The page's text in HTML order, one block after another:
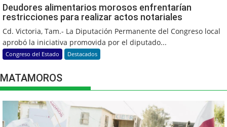
Deudores alimentarios morosos enfrentarían
restricciones para realizar actos notariales
Cd. Victoria, Tam.- La Diputación Permanente del Congreso local
aprobó la iniciativa promovida por el diputado...
Congreso del Estado Destacados
MATAMOROS